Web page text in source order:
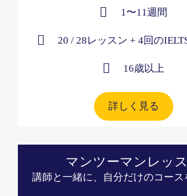
1〜11週間
20 / 28レッスン + 4回の
16歳以上​
詳しく見る
マンツーマンレッ
講師と一緒に、自分だけのコース